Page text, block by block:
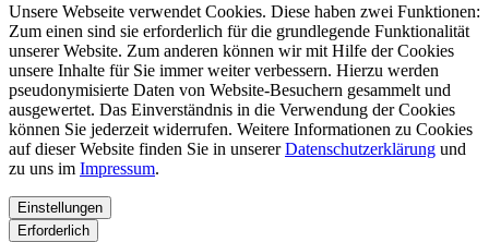
Unsere Webseite verwendet Cookies. Diese haben zwei Funktionen:
Zum einen sind sie erforderlich für die grundlegende Funktionalität
unserer Website. Zum anderen können wir mit Hilfe der Cookies
unsere Inhalte für Sie immer weiter verbessern. Hierzu werden
pseudonymisierte Daten von Website-Besuchern gesammelt und
ausgewertet. Das Einverständnis in die Verwendung der Cookies
können Sie jederzeit widerrufen. Weitere Informationen zu Cookies
auf dieser Website finden Sie in unsererDatenschutzerklärung und
zu uns im Impressum.
Einstellungen
Erforderlich